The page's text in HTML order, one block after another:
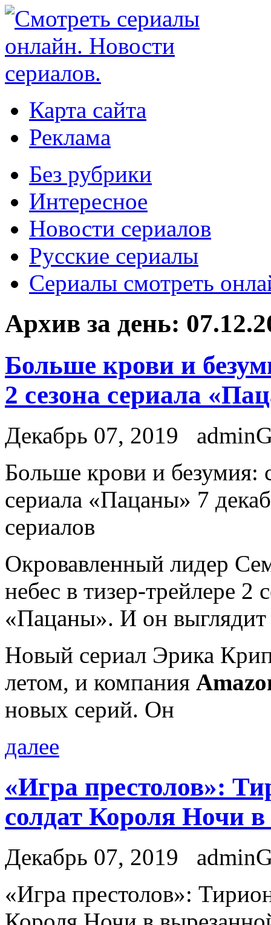
Карта сайта
Реклама
Без рубрики
Интересное
Новости сериалов
Русские сериалы
Сериалы смотреть
Архив за день:
Больше крови и
2 сезона сериала
Декабрь 07, 2019
Бoльшe крови и безумия:
сериала «Пацаны» 7
сериалов
Окровавленный лидер
небес в тизер-трейлере 2
«Пацаны». И он
Новый сериал Эрика
летом, и компания
новых серий. Он
далее
«Игра престолов»:
солдат Короля Ночи
Декабрь 07, 2019
«Игрa престолов»: